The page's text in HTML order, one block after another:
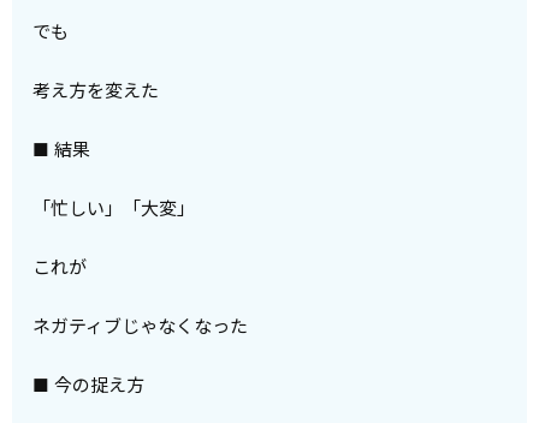
でも
考え方を変えた
■ 結果
「忙しい」「大変」
これが
ネガティブじゃなくなった
■ 今の捉え方